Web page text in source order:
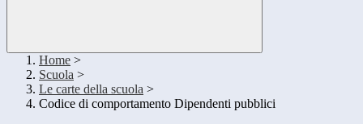
Home >
Scuola >
Le carte della scuola >
Codice di comportamento Dipendenti pubblici